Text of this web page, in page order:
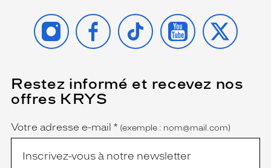
INSTAGRAMFACEBOOK
TIKTOK YOUTUBE
X
Restez informé et recevez nos
offres KRYS
Name
Votre adresse e-mail *
(Ce
champ
est
(exemple : nom@mail.com)